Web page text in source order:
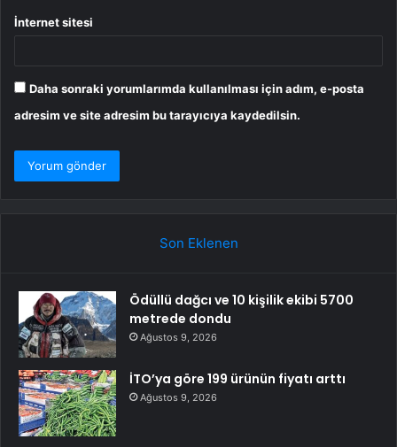
İnternet sitesi
Daha sonraki yorumlarımda kullanılması için adım, e-posta
adresim ve site adresim bu tarayıcıya kaydedilsin.
Son Eklenen
Ödüllü dağcı ve 10 kişilik ekibi 5700
metrede dondu
Ağustos 9, 2026
İTO’ya göre 199 ürünün fiyatı arttı
Ağustos 9, 2026